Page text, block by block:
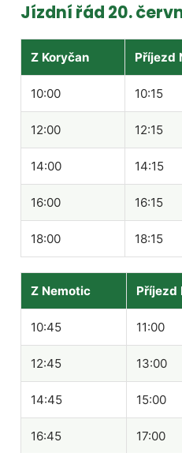
Jízdní řád 20.
Z Koryčan Příjezd
10:00 10:15
12:00 12:15
14:00 14:15
16:00 16:15
18:00 18:15
Z Nemotic Příjezd
10:45 11:00
12:45 13:00
14:45 15:00
16:45 17:00